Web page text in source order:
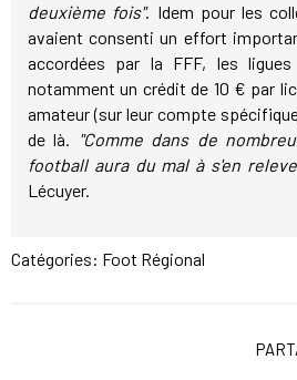
deuxième fois". Idem pour les
avaient consenti un effort
accordées par la FFF, les
notamment un crédit de 10 € par
amateur (sur leur compte
de là. "Comme dans de
football aura du mal à s'en
Lécuyer.
Catégories: Foot Régional